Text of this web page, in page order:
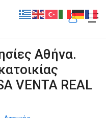
Αθήνα.
VENTA REAL